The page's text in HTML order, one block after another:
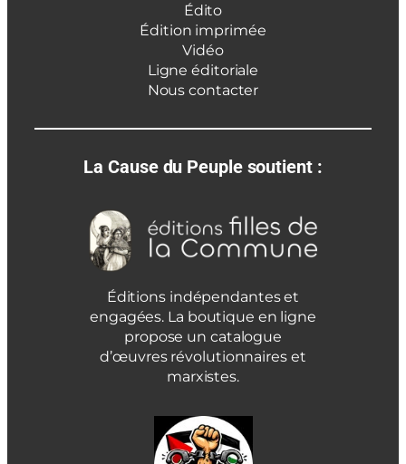
Édito
Édition imprimée
Vidéo
Ligne éditoriale
Nous contacter
La Cause du Peuple soutient :
Éditions indépendantes et
engagées. La boutique en ligne
propose un catalogue
d’œuvres révolutionnaires et
marxistes.